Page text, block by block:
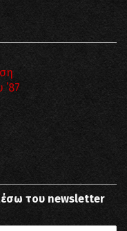
του newsletter